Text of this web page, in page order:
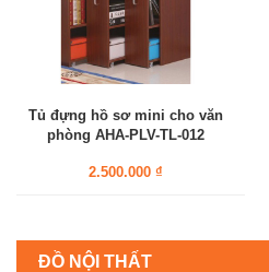
Tủ đựng hồ sơ mini cho văn
phòng AHA-PLV-TL-012
2.500.000 ₫
ĐỒ NỘI THẤT